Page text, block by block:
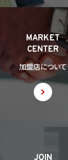
MARKET
CENTER
加盟店について